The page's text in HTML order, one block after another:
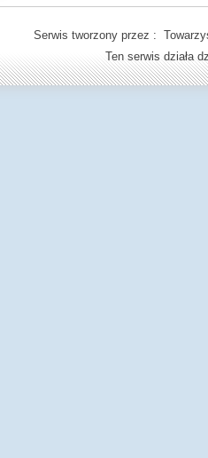
Serwis tworzony przez :
Ten serwis działa